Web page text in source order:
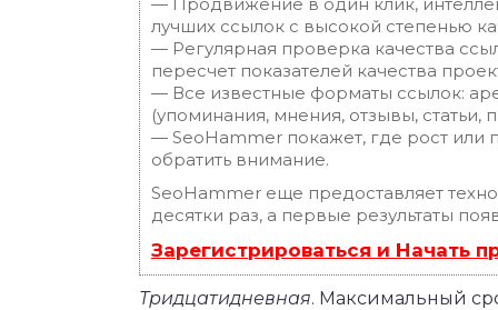
лучших ссылок с высокой степенью
— Регулярная проверка качества
пересчет показателей качества
— Все известные форматы ссылок:
(упоминания, мнения, отзывы, статьи,
— SeoHammer покажет, где рост или
обратить внимание.
SeoHammer еще предоставляет
десятки раз, а первые результаты
Зарегистрироваться и Начать
Тридцатидневная. Максимальный